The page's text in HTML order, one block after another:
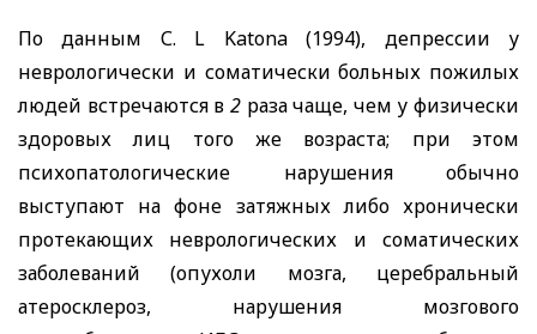
По данным С. L Katona(1994), депрессии у
неврологически и соматически больных пожилых
людей встречаются в 2 раза чаще, чем у физически
здоровых лиц того же возраста; при этом
психопатологические нарушения обычно
выступают на фоне затяжных либо хронически
протекающих неврологических и соматических
заболеваний (опухоли мозга, церебральный
атеросклероз, нарушения мозгового